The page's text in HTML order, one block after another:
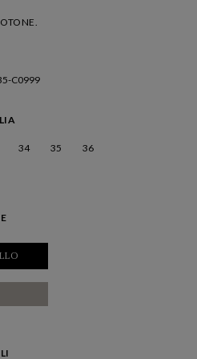
C0999
34 35 36